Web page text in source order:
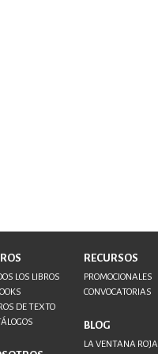
LOS LIBROS
DE TEXTO
RECURSOS
PROMOCIONALES
CONVOCATORIAS
BLOG
LA VENTANA ROJA